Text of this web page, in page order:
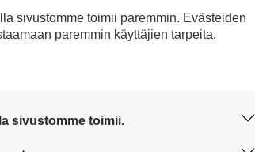
sivustomme toimii paremmin. Evästeiden
paremmin käyttäjien tarpeita.
sivustomme toimii.
voi käyttää sujuvasti ja turvallisesti.